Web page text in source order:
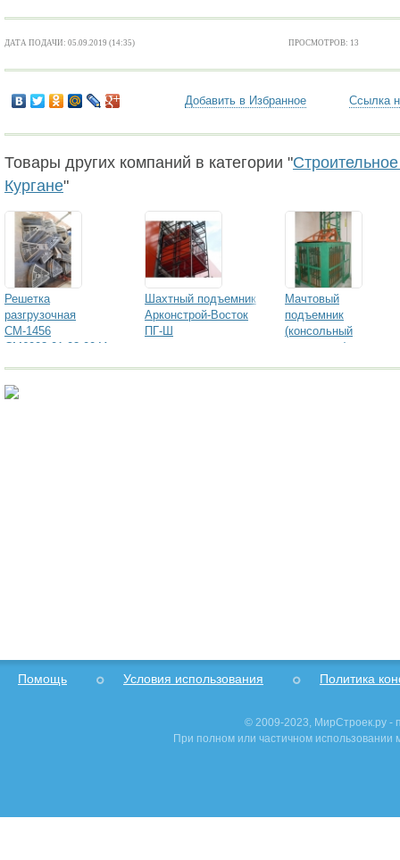
ДАТА ПОДАЧИ: 05.09.2019 (14:35) ПРОСМОТРОВ: 13
Добавить в Избранное Ссылка
Товары других компаний в категории "
Кургане"
Решетка
разгрузочная
СМ-1456
СМ6003.01.03.004А
Шахтный подъемник
Арконстрой-Восток
ПГ-Ш
Мачтовый
подъемник
(консольный
подъемник)
Помощь Условия использования Политика
© 2009-2023, МирСтроек.ру -
При полном или частичном использовании